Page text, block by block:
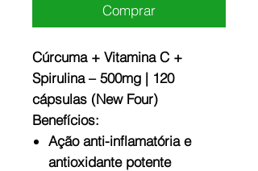
Comprar
Cúrcuma + Vitamina C +
Spirulina – 500mg | 120
cápsulas (New Four)
Benefícios:
Ação anti-inflamatória e
antioxidante potente